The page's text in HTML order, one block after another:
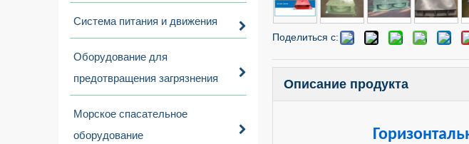
Система питания и движения
Оборудование для
предотвращения загрязнения
Морское спасательное
оборудование
Поделиться с:
Описание продукта